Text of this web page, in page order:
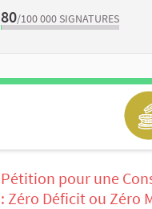
80/100 000 SIGNATURES
Pétition pour une
: Zéro Déficit ou Zéro